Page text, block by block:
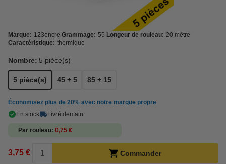
Marque: 123encre Grammage: 55 Longeur de rouleau: 20 mètre
Caractéristique: thermique
Nombre: 5 pièce(s)
5 pièce(s) 45 + 5 85 + 15
Économisez plus de 20% avec notre marque propre
En stock
Livré demain
Par rouleau 0,75 €
3,75 € Commander